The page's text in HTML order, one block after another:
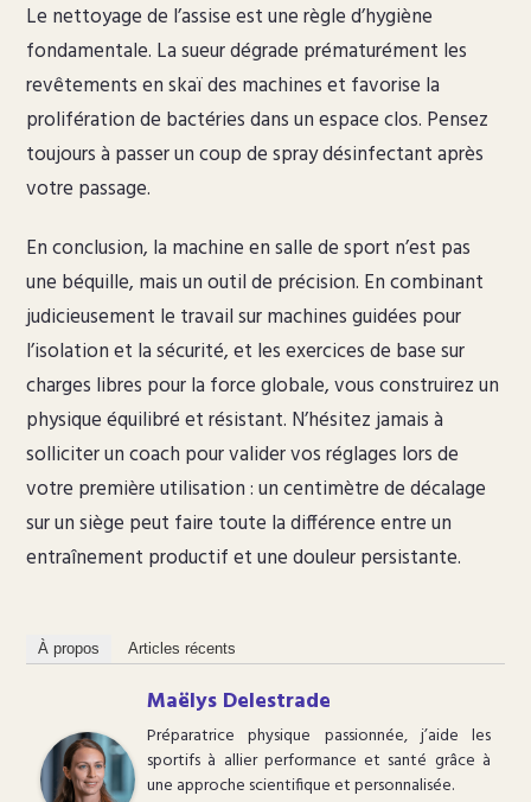
Le nettoyage de l’assise est une règle d’hygiène
fondamentale. La sueur dégrade prématurément les
revêtements en skaï des machines et favorise la
prolifération de bactéries dans un espace clos. Pensez
toujours à passer un coup de spray désinfectant après
votre passage.
En conclusion, la machine en salle de sport n’est pas
une béquille, mais un outil de précision. En combinant
judicieusement le travail sur machines guidées pour
l’isolation et la sécurité, et les exercices de base sur
charges libres pour la force globale, vous construirez un
physique équilibré et résistant. N’hésitez jamais à
solliciter un coach pour valider vos réglages lors de
votre première utilisation : un centimètre de décalage
sur un siège peut faire toute la différence entre un
entraînement productif et une douleur persistante.
À propos Articles récents
Maëlys Delestrade
Préparatrice physique passionnée, j’aide les
sportifs à allier performance et santé grâce à
une approche scientifique et personnalisée.